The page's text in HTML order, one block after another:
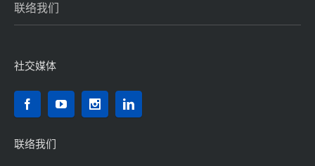
联络我们
社交媒体
联络我们